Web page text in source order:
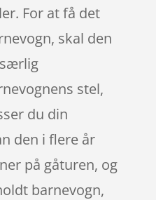
For at få det
skal den
stel,
du din
den i flere år
på gåturen, og
barnevogn,